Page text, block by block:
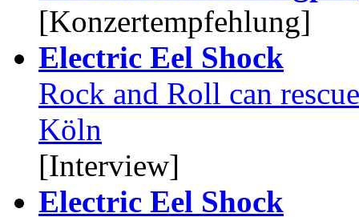
[Konzertempfehlung]
Electric Eel Shock
Rock and Roll can
Köln
[Interview]
Electric Eel Shock